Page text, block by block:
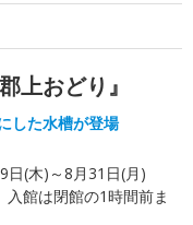
上おどり』
した水槽が登場
日(木)～8月31日(月)
館は閉館の1時間前ま